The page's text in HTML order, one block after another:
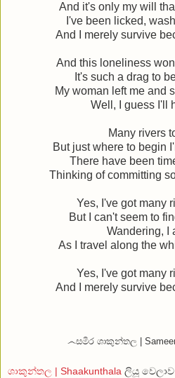
And it's only my will
I've been licked,
And I merely survive
And this loneliness
It's such a drag to
My woman left me and
Well, I guess I'll
Many rivers
But just where to begin
There have been
Thinking of committing
Yes, I've got many
But I can't seem to
Wandering, I
As I travel along the
Yes, I've got many
And I merely survive
෴සමීර ශාකුන්තල |
ශාකුන්තල | Shaakunthala ලියූ වෙලාව